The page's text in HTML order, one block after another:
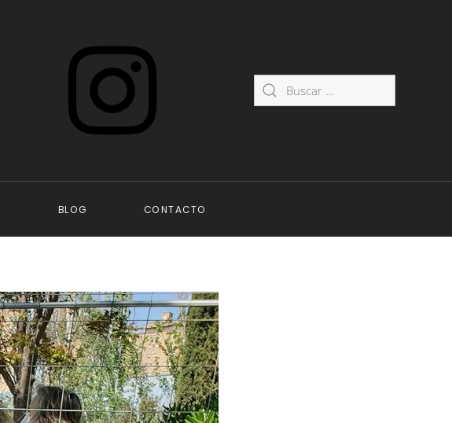
BLOG CONTACTO